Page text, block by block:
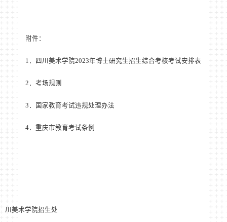
附件：
1 ．四川美术学院2023年博士研究生招生综合考核考试安排表
2 ．考场规则
3 ．国家教育考试违规处理办法
4．重庆市教育考试条例
川美术学院招生处